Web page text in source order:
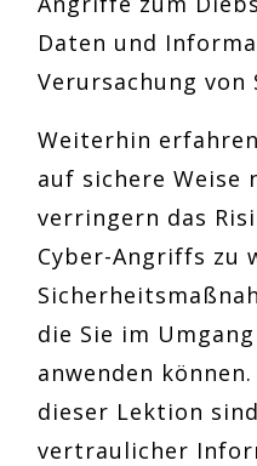
Daten und
Verursachung von
Weiterhin
auf sichere Weise
verringern das
Cyber-Angriffs zu
die Sie im
anwenden
dieser Lektion
vertraulicher